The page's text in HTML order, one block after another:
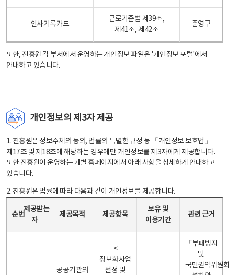
인사기록카드
근로기준법 제39조,
제41조, 제42조
준영구
또한, 진흥원 각 부서에서 운영하는 개인정보 파일은 '개인정보 포털'에서
안내하고 있습니다.
개인정보의 제3자 제공
1. 진흥원은 정보주체의 동의, 법률의 특별한 규정 등 「개인정보 보호법」
제17조 및 제18조에 해당하는 경우에만 개인정보를 제3자에게 제공합니다.
또한 진흥원이 운영하는 개별 홈페이지에서 아래 사항을 상세하게 안내하고
있습니다.
2. 진흥원은 법률에 따라 다음과 같이 개인정보를 제공합니다.
순번
제공받는
자
제공목적 제공항목
보유 및
이용기간
관련 근거
공공기관의
<
정보화사업
선정 및
「부패방지
및
국민권익위원